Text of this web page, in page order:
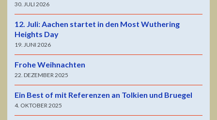
30. JULI 2026
12. Juli: Aachen startet in den Most Wuthering
Heights Day
19. JUNI 2026
Frohe Weihnachten
22. DEZEMBER 2025
Ein Best of mit Referenzen an Tolkien und Bruegel
4. OKTOBER 2025